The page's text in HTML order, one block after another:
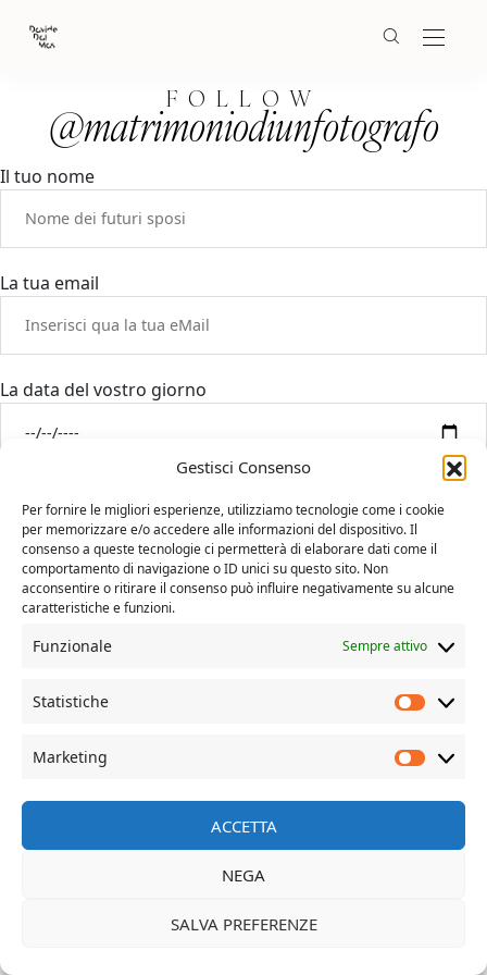
Gestisci Consenso
Per fornire le migliori esperienze, utilizziamo tecnologie come i cookie
per memorizzare e/o accedere alle informazioni del dispositivo. Il
consenso a queste tecnologie ci permetterà di elaborare dati come il
comportamento di navigazione o ID unici su questo sito. Non
acconsentire o ritirare il consenso può influire negativamente su alcune
caratteristiche e funzioni.
Funzionale Sempre attivo
Statistiche
Marketing
ACCETTA
NEGA
SALVA PREFERENZE
FOLLOW
@matrimoniodiunfotografo
Il tuo nome
La tua email
La data del vostro giorno
© Davide Dal Mas | more on www.davidedalmas.com